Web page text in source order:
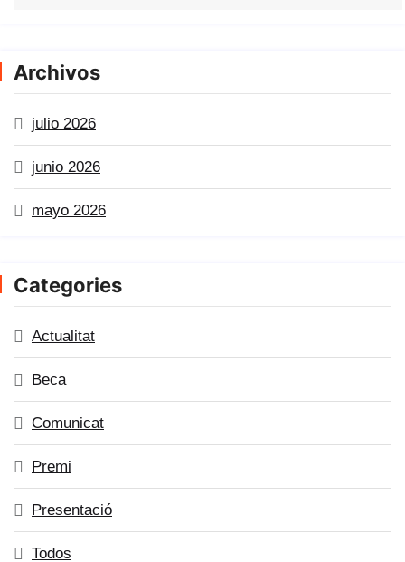
Archivos
julio 2026
junio 2026
mayo 2026
Categories
Actualitat
Beca
Comunicat
Premi
Presentació
Todos